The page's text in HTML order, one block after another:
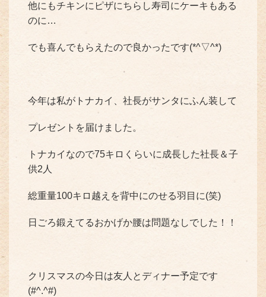
他にもチキンにピザにちらし寿司にケーキもある
のに…
でも喜んでもらえたので良かったです(*^▽^*)
今年は私がトナカイ、社長がサンタにふん装して
プレゼントを届けました。
トナカイなので75キロくらいに成長した社長＆子
供2人
総重量100キロ越えを背中にのせる羽目に(笑)
日ごろ鍛えてるおかげか腰は問題なしでした！！
クリスマスの今日は友人とディナー予定です
(#^.^#)